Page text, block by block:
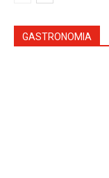
GASTRONOMIA